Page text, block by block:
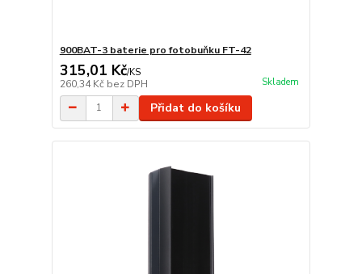
900BAT-3 baterie pro fotobuňku FT-42
315,01 Kč/KS
260,34 Kč bez DPH Skladem
Přidat do košíku